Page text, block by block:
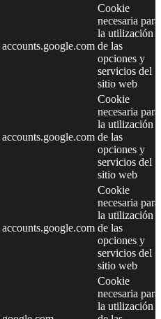
accounts.google.com
Cookie
necesaria para
la utilización
de las
opciones y
servicios del
sitio web
accounts.google.com
Cookie
necesaria para
la utilización
de las
opciones y
servicios del
sitio web
accounts.google.com
Cookie
necesaria para
la utilización
de las
opciones y
servicios del
sitio web
Cookie
necesaria para
la utilización